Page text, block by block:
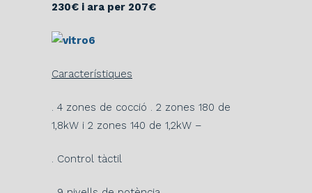
230€ i ara per 207€
Característiques
. 4 zones de cocció . 2 zones 180 de
1,8kW i 2 zones 140 de 1,2kW –
. Control tàctil